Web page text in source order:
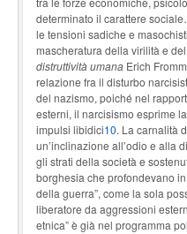
determinato il carattere
le tensioni sadiche e
mascheratura della virilità e
distruttività umana Erich
relazione fra il disturbo
del nazismo, poiché nel
esterni, il narcisismo esprime
impulsi libidici10. La carnalità
un’inclinazione all’odio e alla
gli strati della società e
borghesia che profondevano
della guerra”, come la sola
liberatore da aggressioni
etnica” è già nel programma